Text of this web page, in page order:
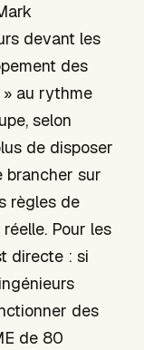
devant les
des
au rythme
selon
de disposer
brancher sur
règles de
Pour les
directe : si
des
de 80